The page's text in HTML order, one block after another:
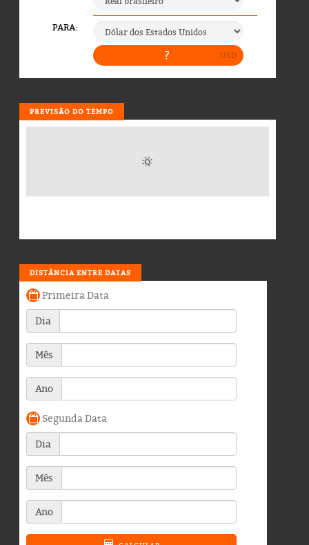
PREVISÃO DO TEMPO
DISTÂNCIA ENTRE DATAS